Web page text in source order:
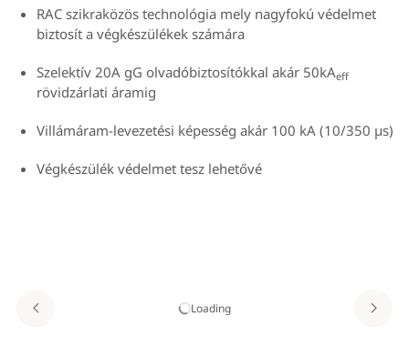
Loading
RAC szikraközös technológia mely nagyfokú védelmet
biztosít a végkészülékek számára
Szelektív 20A gG olvadóbiztosítókkal akár 50kAeff
rövidzárlati áramig
Villámáram-levezetési képesség akár 100 kA (10/350 μs)
Végkészülék védelmet tesz lehetővé